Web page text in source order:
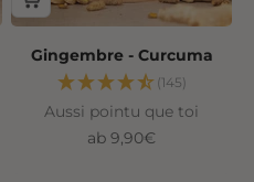
Gingembre - Curcuma
(145)
Aussi pointu que toi
Angebot
ab 9,90€